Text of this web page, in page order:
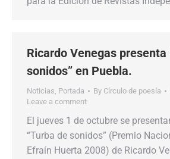
Ricardo Venegas presenta
sonidos” en Puebla.
Noticias, Portada By Círculo de poesía
Leave a comment
El jueves 1 de octubre se
“Turba de sonidos” (Premio
Efraín Huerta 2008) de Ricardo